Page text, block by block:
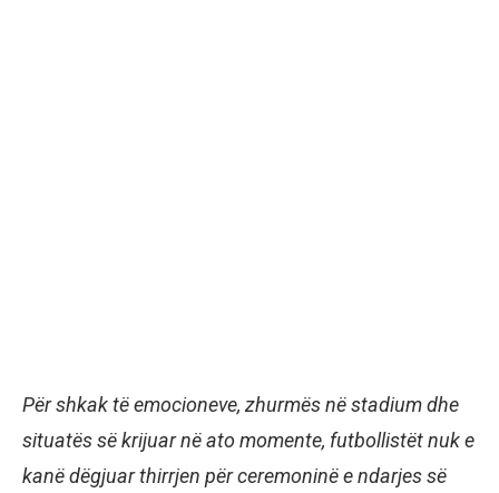
Për shkak të emocioneve, zhurmës në stadium dhe
situatës së krijuar në ato momente, futbollistët nuk e
kanë dëgjuar thirrjen për ceremoninë e ndarjes së